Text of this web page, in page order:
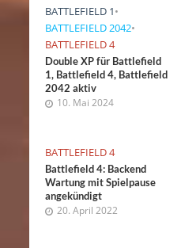
BATTLEFIELD 1•
BATTLEFIELD 2042•
BATTLEFIELD 4
Double XP für Battlefield
1, Battlefield 4, Battlefield
2042 aktiv
10. Mai 2024
BATTLEFIELD 4
Battlefield 4: Backend
Wartung mit Spielpause
angekündigt
20. April 2022